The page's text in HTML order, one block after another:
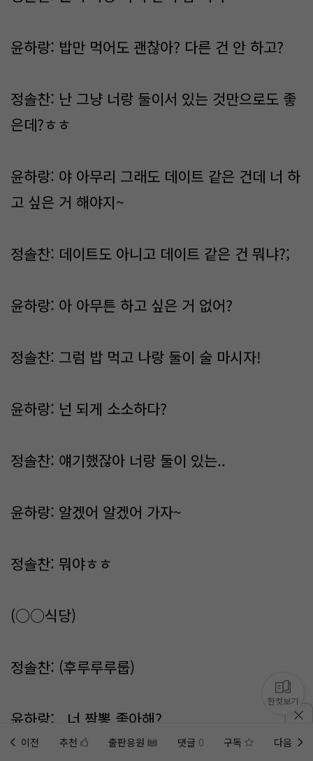
윤하랑: 밥만 먹어도 괜찮아? 다른 건 안 하고?
정솔찬: 난 그냥 너랑 둘이서 있는 것만으로도 좋
은데?ㅎㅎ
윤하랑: 야 아무리 그래도 데이트 같은 건데 너 하
고 싶은 거 해야지~
정솔찬: 데이트도 아니고 데이트 같은 건 뭐냐?;
윤하랑: 아 아무튼 하고 싶은 거 없어?
정솔찬: 그럼 밥 먹고 나랑 둘이 술 마시자!
윤하랑: 넌 되게 소소하다?
정솔찬: 얘기했잖아 너랑 둘이 있는..
윤하랑: 알겠어 알겠어 가자~
정솔찬: 뭐야ㅎㅎ
(○○식당)
정솔찬: (후루루루룹)
윤하랑: ..너 짬뽕 좋아해?
이전 추천 출판응원 댓글 0 구독 다음
한컷보기
홈에미노벨 웹추가하기 미노벨 앱설치하기